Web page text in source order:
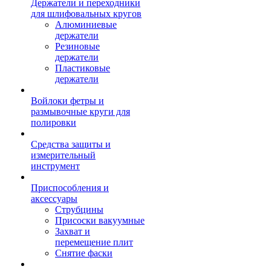
Держатели и переходники
для шлифовальных кругов
Алюминиевые
держатели
Резиновые
держатели
Пластиковые
держатели
Войлоки фетры и
размывочные круги для
полировки
Средства защиты и
измерительный
инструмент
Приспособления и
аксессуары
Струбцины
Присоски вакуумные
Захват и
перемещение плит
Снятие фаски